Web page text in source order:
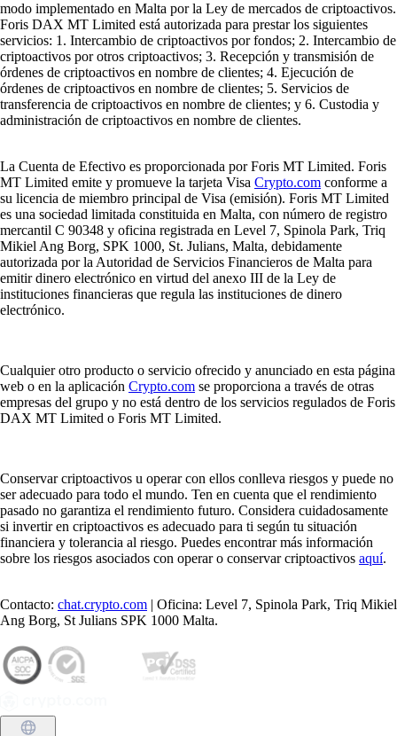
modo implementado en Malta por la Ley de mercados de criptoactivos.
Foris DAX MT Limited está autorizada para prestar los siguientes
servicios: 1. Intercambio de criptoactivos por fondos; 2. Intercambio de
criptoactivos por otros criptoactivos; 3. Recepción y transmisión de
órdenes de criptoactivos en nombre de clientes; 4. Ejecución de
órdenes de criptoactivos en nombre de clientes; 5. Servicios de
transferencia de criptoactivos en nombre de clientes; y 6. Custodia y
administración de criptoactivos en nombre de clientes.
La Cuenta de Efectivo es proporcionada por Foris MT Limited. Foris
MT Limited emite y promueve la tarjeta Visa Crypto.com conforme a
su licencia de miembro principal de Visa (emisión). Foris MT Limited
es una sociedad limitada constituida en Malta, con número de registro
mercantil C 90348 y oficina registrada en Level 7, Spinola Park, Triq
Mikiel Ang Borg, SPK 1000, St. Julians, Malta, debidamente
autorizada por la Autoridad de Servicios Financieros de Malta para
emitir dinero electrónico en virtud del anexo III de la Ley de
instituciones financieras que regula las instituciones de dinero
electrónico.
Cualquier otro producto o servicio ofrecido y anunciado en esta página
web o en la aplicación Crypto.com se proporciona a través de otras
empresas del grupo y no está dentro de los servicios regulados de Foris
DAX MT Limited o Foris MT Limited.
Conservar criptoactivos u operar con ellos conlleva riesgos y puede no
ser adecuado para todo el mundo. Ten en cuenta que el rendimiento
pasado no garantiza el rendimiento futuro. Considera cuidadosamente
si invertir en criptoactivos es adecuado para ti según tu situación
financiera y tolerancia al riesgo. Puedes encontrar más información
sobre los riesgos asociados con operar o conservar criptoactivos aquí.
Contacto: chat.crypto.com | Oficina: Level 7, Spinola Park, Triq Mikiel
Ang Borg, St Julians SPK 1000 Malta.